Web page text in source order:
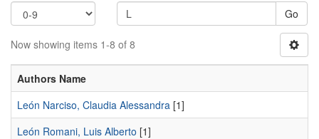
Go
Now showing items 1-8 of 8
Authors Name
León Narciso, Claudia Alessandra [1]
León Romani, Luis Alberto [1]